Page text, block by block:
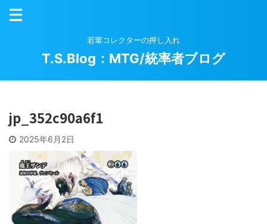
若輩コレクターの押し入れ
T.S.Blog：MTG/統率者ブログ
jp_352c90a6f1
2025年6月2日